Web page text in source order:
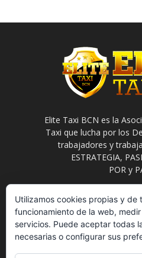
Elite Taxi BCN es la
Taxi que lucha por los
trabajadores y
ESTRATEGIA,
POR y
Contáctanos:
Utilizamos cookies propias y
funcionamiento de la web,
servicios. Puede aceptar todas
necesarias o configurar sus